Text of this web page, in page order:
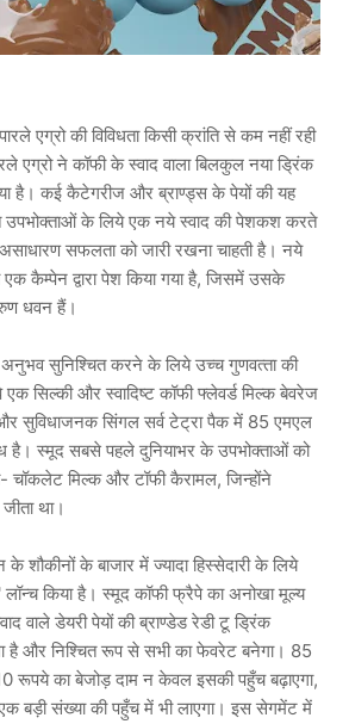
एग्रो की विविधता किसी क्रांति से कम नहीं रही
एग्रो ने कॉफी के स्‍वाद वाला बिलकुल नया ड्रिंक
है। कई कैटेगरीज और ब्राण्‍ड्स के पेयों की यह
उपभोक्‍ताओं के लिये एक नये स्‍वाद की पेशकश करते
सफलता को जारी रखना चाहती है। नये
कैम्‍पेन द्वारा पेश किया गया है, जिसमें उसके
धवन हैं।
सुनिश्चित करने के लिये उच्‍च गुणवत्‍ता की
सिल्‍की और स्‍वादिष्‍ट कॉफी फ्लेवर्ड मिल्‍क बेवरेज
सुविधाजनक सिंगल सर्व टेट्रा पैक में 85 एमएल
स्‍मूद सबसे पहले दुनियाभर के उपभोक्‍ताओं को
चॉकलेट मिल्‍क और टॉफी कैरामल, जिन्‍होंने
था।
शौकीनों के बाजार में ज्‍यादा हिस्‍सेदारी के लिये
किया है। स्‍मूद कॉफी फ्रैपे का अनोखा मूल्‍य
वाले डेयरी पेयों की ब्राण्‍डेड रेडी टू ड्रिंक
है और निश्चित रूप से सभी का फेवरेट बनेगा। 85
का बेजोड़ दाम न केवल इसकी पहुँच बढ़ाएगा,
बड़ी संख्‍या की पहुँच में भी लाएगा। इस सेगमेंट में